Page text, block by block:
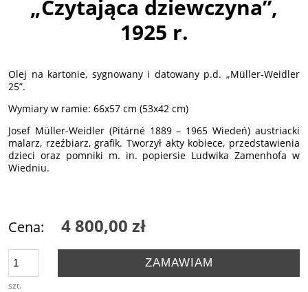
„Czytająca dziewczyna”,
1925 r.
Olej na kartonie, sygnowany i datowany p.d. „Müller-Weidler
25”.
Wymiary w ramie: 66x57 cm (53x42 cm)
Josef Müller-Weidler (Pitárné 1889 – 1965 Wiedeń) austriacki
malarz, rzeźbiarz, grafik. Tworzył akty kobiece, przedstawienia
dzieci oraz pomniki m. in. popiersie Ludwika Zamenhofa w
Wiedniu.
Cena: 4 800,00 zł
szt.
ZAMAWIAM